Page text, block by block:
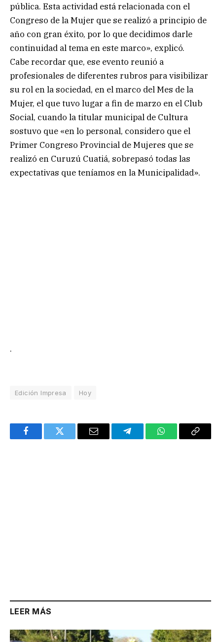
pública. Esta actividad está relacionada con el
Congreso de la Mujer que se realizó a principio de
año con gran éxito, por lo que decidimos darle
continuidad al tema en este marco», explicó.
Cabe recordar que, ese evento reunió a
profesionales de diferentes rubros para visibilizar
su rol en la sociedad, en el marco del Mes de la
Mujer, el que tuvo lugar a fin de marzo en el Club
Social, cuando la titular municipal de Cultura
sostuvo que «en lo personal, considero que el
Primer Congreso Provincial de Mujeres que se
realizó en Curuzú Cuatiá, sobrepasó todas las
expectativas que teníamos en la Municipalidad».
.
Edición Impresa Hoy
FacebookTwitter Email TelegramWhatsAppCopy
LEER MÁS